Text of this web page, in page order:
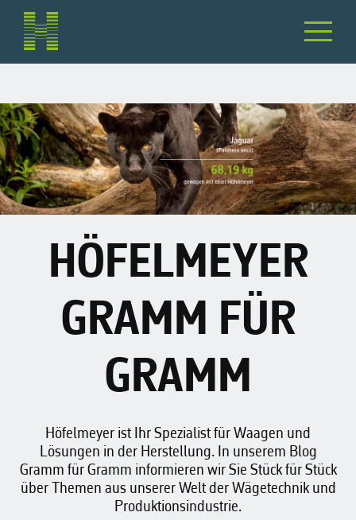
HÖFELMEYER
GRAMM FÜR
GRAMM
Höfelmeyer ist Ihr Spezialist für Waagen und
Lösungen in der Herstellung. In unserem Blog
Gramm für Gramm informieren wir Sie Stück für Stück
über Themen aus unserer Welt der Wägetechnik und
Produktionsindustrie.